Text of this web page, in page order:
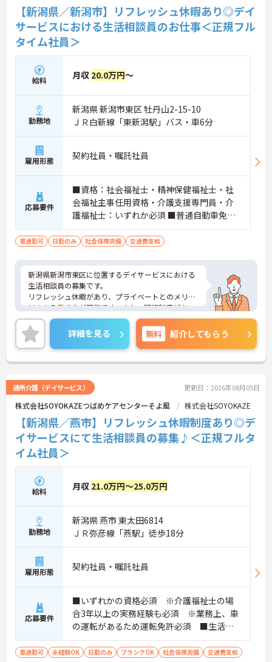
【新潟県／新潟市】リフレッシュ休暇あり◎デイ
サービスにおける生活相談員のお仕事＜正規フル
タイム社員＞
給料 月収 20.0万円～
勤務地
新潟県 新潟市東区 牡丹山2-15-10
ＪＲ白新線「東新潟駅」バス・車6分
雇用形態 契約社員・嘱託社員
応募要件
■資格：社会福祉士・精神保健福祉士・社
会福祉主事任用資格・介護支援専門員・介
護福祉士：いずれか必須 ■普通自動車免
許：必須 ■経験：必須 介護福祉士：3年以
上の介護業務経験が必要です。 ※業務上、
は必須
車通勤可 日勤のみ 社会保険完備 交通費支給
新潟県新潟市東区に位置するデイサービスにおける
生活相談員の募集です。
リフレッシュ休暇があり、プライベートとのメリハ
リのある働き方が可能です。また、研修制度があ
り、働きながらスキルアップが目指せる環境です。
ご興味のある方には、面接対策ポイントなど、さら
に詳細をご案内しますのでお気軽にご相談くださ
い！
詳細を見る 無料 紹介してもらう
通所介護（デイサービス） 更新日：2026年08月05日
株式会社SOYOKAZEつばめケアセンターそよ風 株式会社SOYOKAZE
【新潟県／燕市】リフレッシュ休暇制度あり◎デ
イサービスにて生活相談員の募集♪＜正規フルタ
イム社員＞
給料 月収 21.0万円～25.0万円
勤務地
新潟県 燕市 東太田6814
ＪＲ弥彦線「燕駅」徒歩18分
雇用形態 契約社員・嘱託社員
応募要件
■いずれかの資格必須 ※介護福祉士の場
合3年以上の実務経験も必須 ※業務上、車
の運転があるため運転免許必須 ■生活相
談員の経験あれば尚可 ■未経験・ブラン
ク可
車通勤可 未経験OK 日勤のみ ブランクOK 社会保険完備 交通費支給